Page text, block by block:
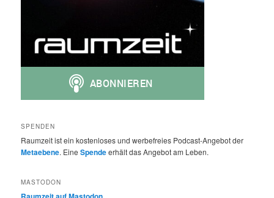
SPENDEN
Raumzeit ist ein kostenloses und werbefreies Podcast-Angebot der
Metaebene. EineSpendeerhält das Angebot am Leben.
MASTODON